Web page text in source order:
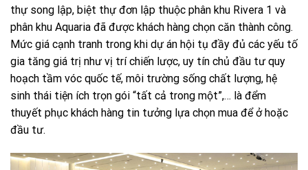
thự song lập, biệt thự đơn lập thuộc phân khu Rivera 1 và
phân khu Aquaria đã được khách hàng chọn căn thành công.
Mức giá cạnh tranh trong khi dự án hội tụ đầy đủ các yếu tố
gia tăng giá trị như vị trí chiến lược, uy tín chủ đầu tư quy
hoạch tầm vóc quốc tế, môi trường sống chất lượng, hệ
sinh thái tiện ích trọn gói “tất cả trong một”,… là đểm
thuyết phục khách hàng tin tưởng lựa chọn mua để ở hoặc
đầu tư.